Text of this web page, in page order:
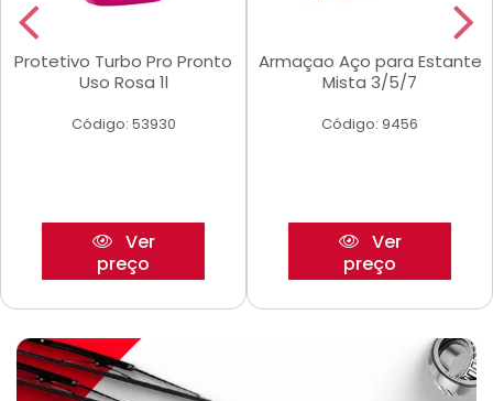
Protetivo Turbo Pro Pronto
Uso Rosa 1l
Código: 53930
Ver
preço
Armaçao Aço para Estante
Mista 3/5/7
Código: 9456
Ver
preço